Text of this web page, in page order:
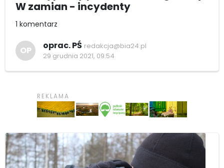
W zamian - incydenty
1 komentarz
OP oprac. PŚ redakcja@bia24.pl
29 grudnia 2021, 09:54